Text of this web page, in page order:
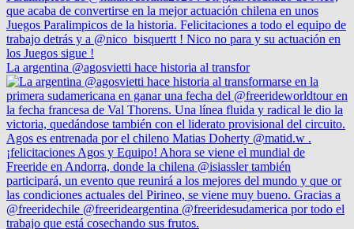
La argentina @agosvietti hace historia al transfor